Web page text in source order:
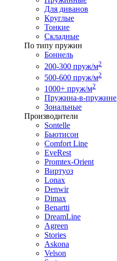
Для диванов
Круглые
Тонкие
Складные
По типу пружин
Боннель
200-300 пруж/м2
500-600 пруж/м2
1000+ пруж/м2
Пружина-в-пружине
Зональные
Производители
Sontelle
Бьютисон
Comfort Line
EveRest
Promtex-Orient
Виртуоз
Lonax
Denwir
Dimax
Benartti
DreamLine
Agreen
Stories
Askona
Velson